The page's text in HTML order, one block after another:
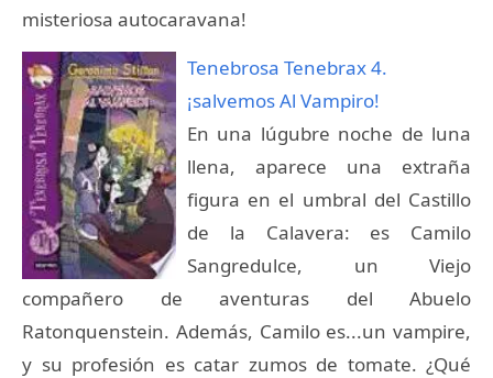
misteriosa autocaravana!
Tenebrosa Tenebrax 4.
¡salvemos Al Vampiro!
En una lúgubre noche de luna
llena, aparece una extraña
figura en el umbral del Castillo
de la Calavera: es Camilo
Sangredulce, un Viejo
compañero de aventuras del Abuelo
Ratonquenstein. Además, Camilo es...un vampire,
y su profesión es catar zumos de tomate. ¿Qué